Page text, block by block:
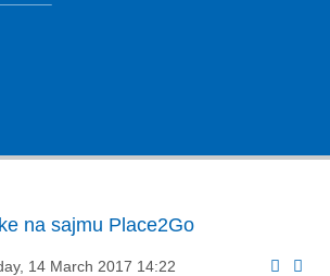
na sajmu Place2Go
14 March 2017 14:22